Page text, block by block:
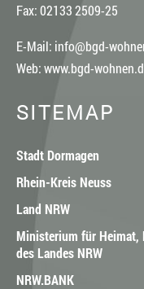
Fax: 02133 2509-25
E-Mail: info@bgd-
Web:www.bgd-
SITEMAP
Stadt Dormagen
Rhein-Kreis Neuss
Land NRW
Ministerium für Heimat,
des Landes NRW
NRW.BANK